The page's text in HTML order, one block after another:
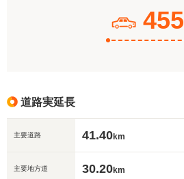
455
道路実延長
主要道路 41.40km
主要地方道 30.20km